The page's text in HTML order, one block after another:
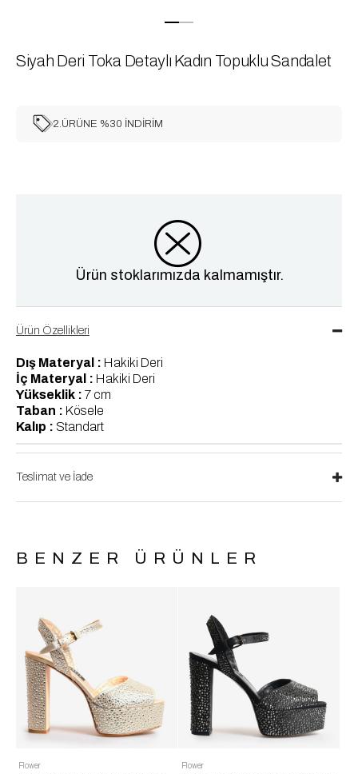
Siyah Deri Toka Detaylı Kadın Topuklu Sandalet
2.ÜRÜNE %30 İNDİRİM
Ürün stoklarımızda kalmamıştır.
Ürün Özellikleri
Dış Materyal : Hakiki Deri
İç Materyal : Hakiki Deri
Yükseklik : 7 cm
Taban : Kösele
Kalıp : Standart
Teslimat ve İade
BENZER ÜRÜNLER